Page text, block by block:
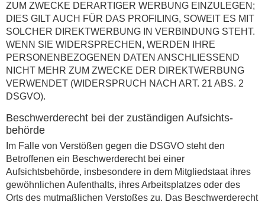
ZUM ZWECKE DERARTIGER WERBUNG EINZULEGEN;
DIES GILT AUCH FÜR DAS PROFILING, SOWEIT ES MIT
SOLCHER DIREKTWERBUNG IN VERBINDUNG STEHT.
WENN SIE WIDERSPRECHEN, WERDEN IHRE
PERSONENBEZOGENEN DATEN ANSCHLIESSEND
NICHT MEHR ZUM ZWECKE DER DIREKTWERBUNG
VERWENDET (WIDERSPRUCH NACH ART. 21 ABS. 2
DSGVO).
Beschwerde­recht bei der zuständigen Aufsichts­
behörde
Im Falle von Verstößen gegen die DSGVO steht den
Betroffenen ein Beschwerderecht bei einer
Aufsichtsbehörde, insbesondere in dem Mitgliedstaat ihres
gewöhnlichen Aufenthalts, ihres Arbeitsplatzes oder des
Orts des mutmaßlichen Verstoßes zu. Das Beschwerderecht